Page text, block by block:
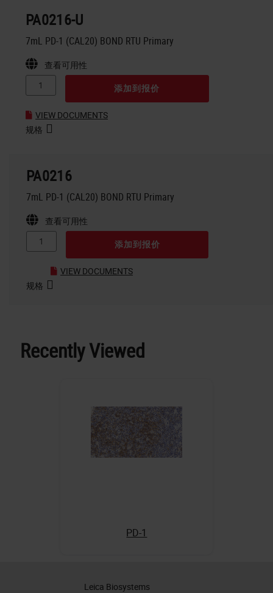
PA0216-U
7mL PD-1 (CAL20) BOND RTU Primary
查看可用性
添加到报价
VIEW DOCUMENTS
规格
PA0216
7mL PD-1 (CAL20) BOND RTU Primary
查看可用性
添加到报价
VIEW DOCUMENTS
规格
Recently Viewed
PD-1
Leica Biosystems